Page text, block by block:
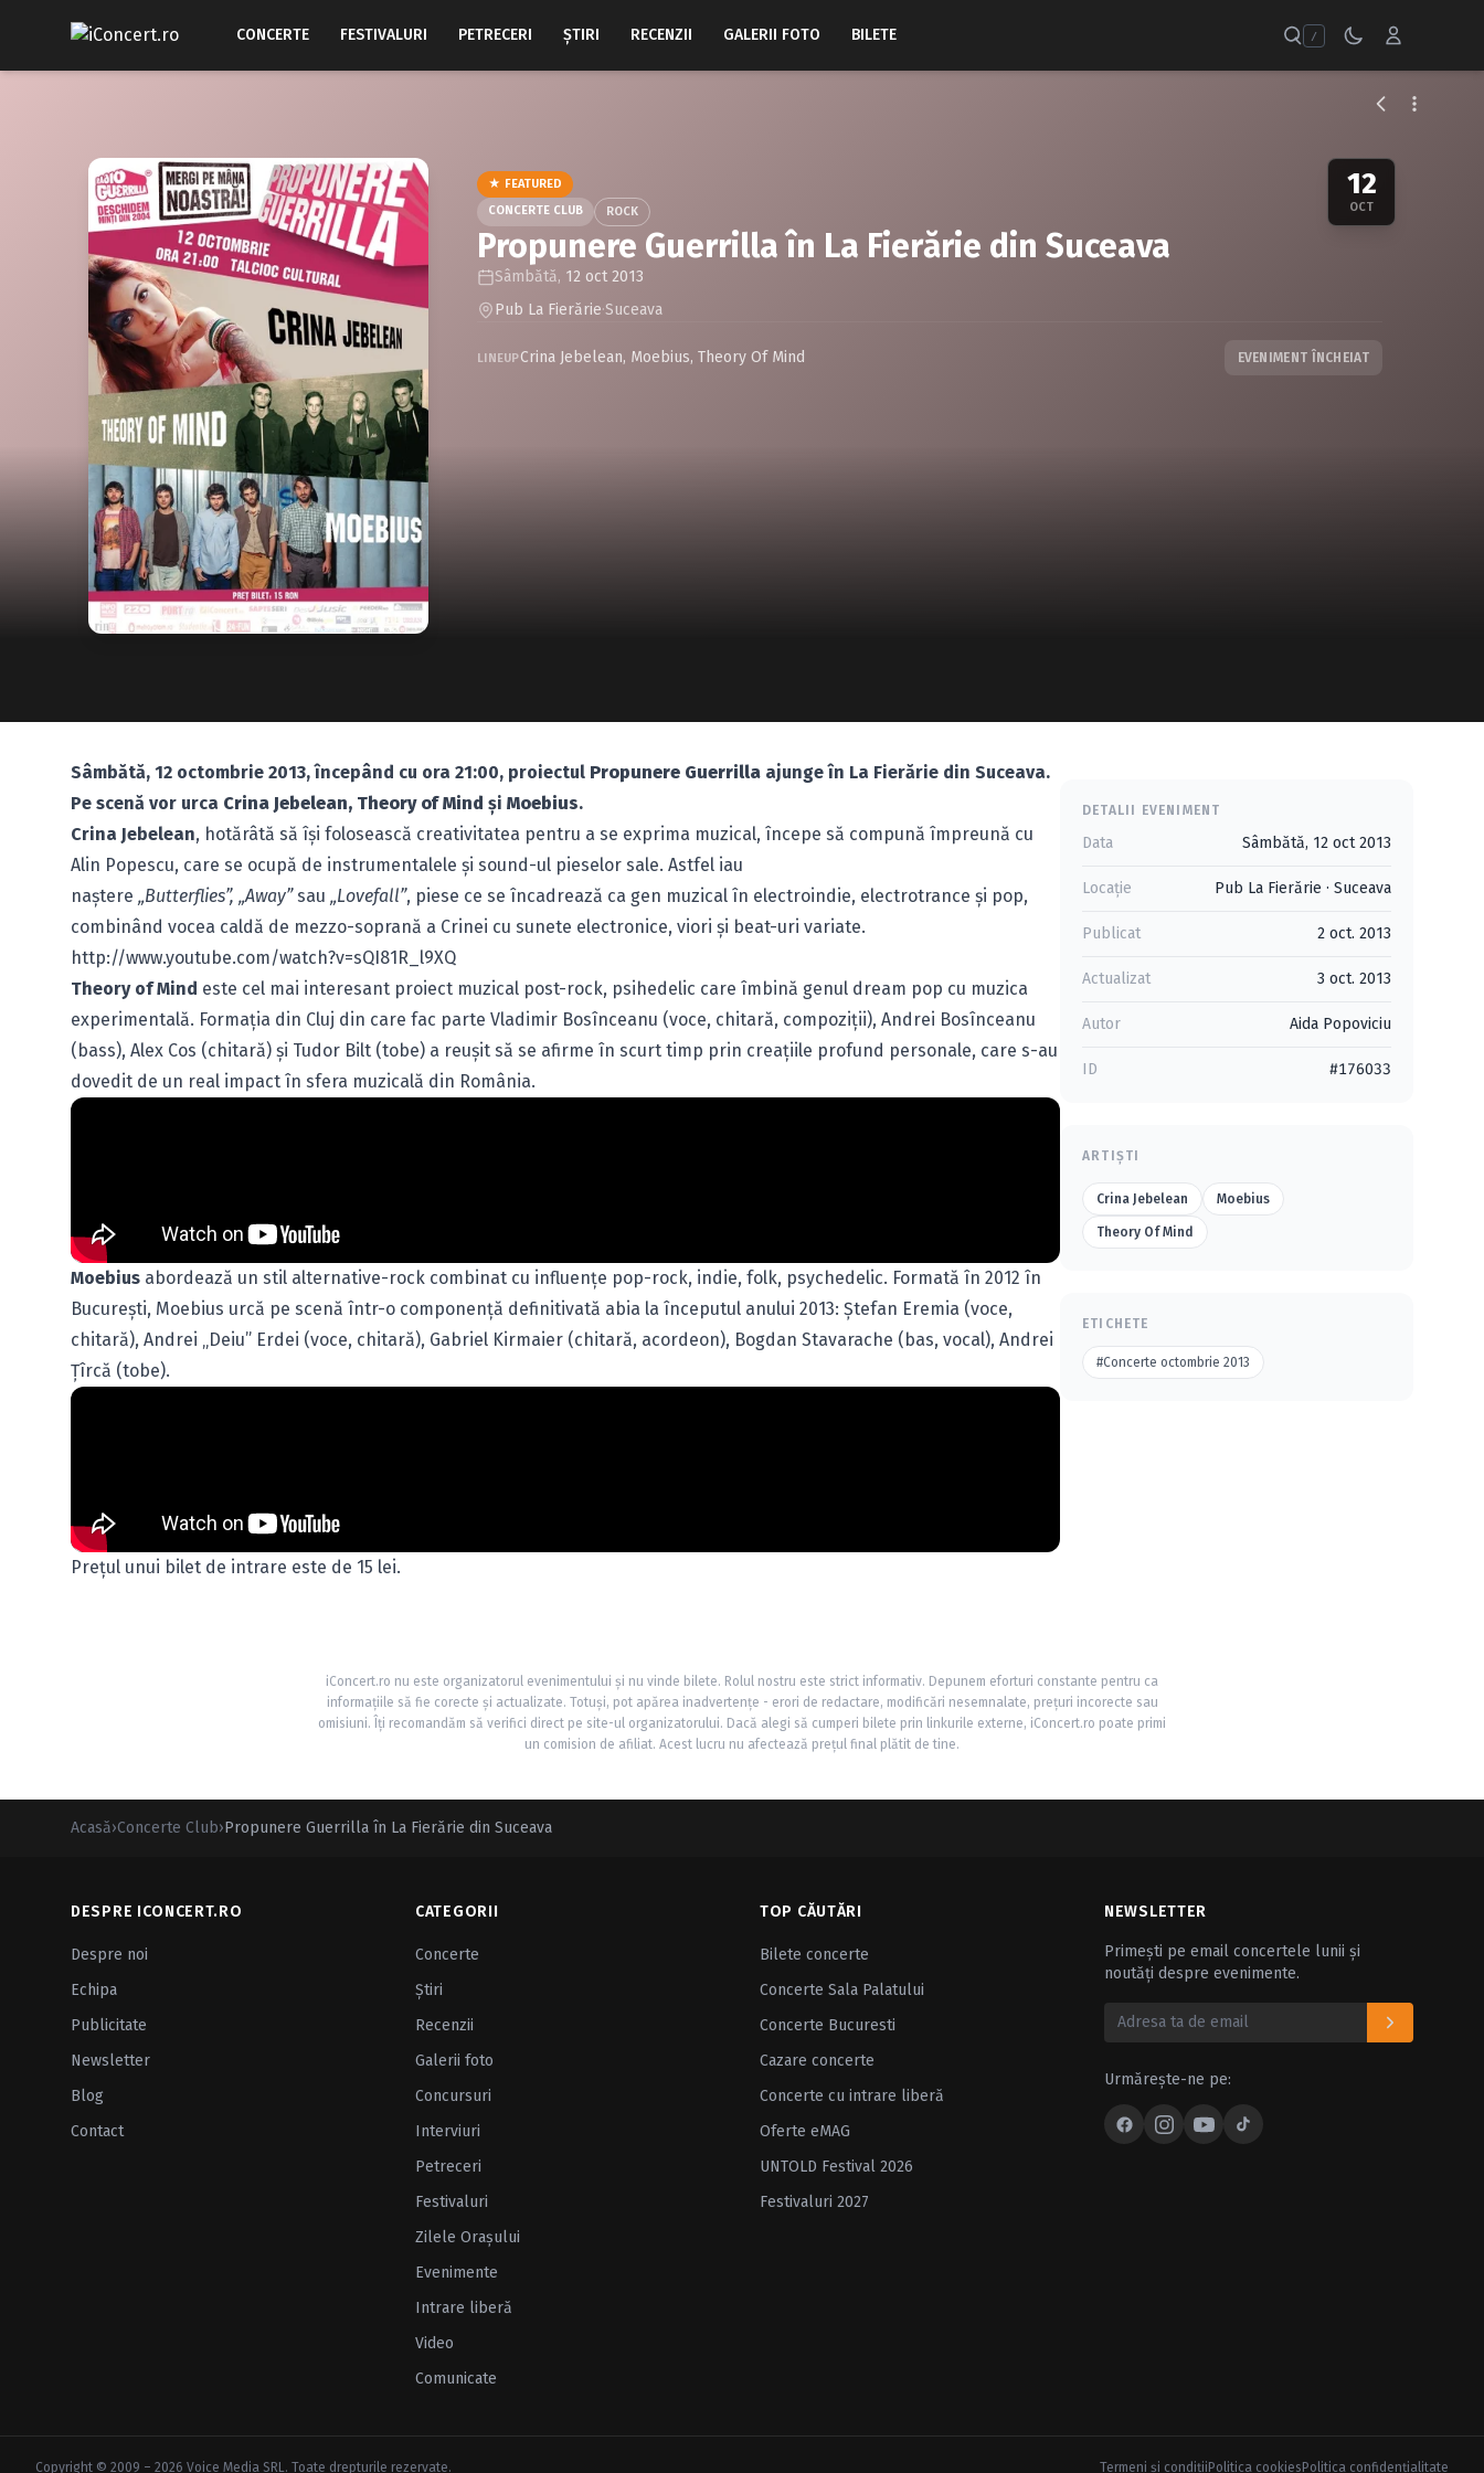
CONCERTE FESTIVALURI PETRECERI ŞTIRI RECENZII GALERII FOTO BILETE /
12
OCT
★ FEATURED
CONCERTE CLUB
ROCK
Propunere Guerrilla în La Fierărie din Suceava
Sâmbătă, 12 oct 2013
Pub La Fierărie·Suceava
LINEUPCrina Jebelean, Moebius, Theory Of Mind EVENIMENT ÎNCHEIAT
Sâmbătă, 12 octombrie 2013, începând cu ora 21:00, proiectul Propunere Guerrilla ajunge în La Fierărie din Suceava.
Pe scenă vor urca Crina Jebelean, Theory of Mind şi Moebius.
Crina Jebelean, hotărâtă să îşi folosească creativitatea pentru a se exprima muzical, începe să compună împreună cu
Alin Popescu, care se ocupă de instrumentalele şi sound-ul pieselor sale. Astfel iau
naştere „Butterflies”, „Away”sau „Lovefall”, piese ce se încadrează ca gen muzical în electroindie, electrotrance şi pop,
combinând vocea caldă de mezzo-soprană a Crinei cu sunete electronice, viori şi beat-uri variate.
http://www.youtube.com/watch?v=sQI81R_l9XQ
Theory of Mind este cel mai interesant proiect muzical post-rock, psihedelic care îmbină genul dream pop cu muzica
experimentală. Formaţia din Cluj din care fac parte Vladimir Bosînceanu (voce, chitară, compoziţii), Andrei Bosînceanu
(bass), Alex Cos (chitară) şi Tudor Bilt (tobe) a reuşit să se afirme în scurt timp prin creaţiile profund personale, care s-au
dovedit de un real impact în sfera muzicală din România.
Moebius abordează un stil alternative-rock combinat cu influenţe pop-rock, indie, folk, psychedelic. Formată în 2012 în
Bucureşti, Moebius urcă pe scenă într-o componenţă definitivată abia la începutul anului 2013: Ştefan Eremia (voce,
chitară), Andrei „Deiu” Erdei (voce, chitară), Gabriel Kirmaier (chitară, acordeon), Bogdan Stavarache (bas, vocal), Andrei
Țîrcă (tobe).
Preţul unui bilet de intrare este de 15 lei.
DETALII EVENIMENT
Data Sâmbătă, 12 oct 2013
Locație Pub La Fierărie · Suceava
Publicat 2 oct. 2013
Actualizat 3 oct. 2013
Autor Aida Popoviciu
ID #176033
ARTIȘTI
Crina Jebelean Moebius
Theory Of Mind
ETICHETE
#Concerte octombrie 2013
iConcert.ro nu este organizatorul evenimentului și nu vinde bilete. Rolul nostru este strict informativ. Depunem eforturi constante pentru ca
informațiile să fie corecte și actualizate. Totuși, pot apărea inadvertențe - erori de redactare, modificări nesemnalate, prețuri incorecte sau
omisiuni. Îți recomandăm să verifici direct pe site-ul organizatorului. Dacă alegi să cumperi bilete prin linkurile externe, iConcert.ro poate primi
un comision de afiliat. Acest lucru nu afectează prețul final plătit de tine.
Acasă›Concerte Club›Propunere Guerrilla în La Fierărie din Suceava
DESPRE ICONCERT.RO
Despre noi
Echipa
Publicitate
Newsletter
Blog
Contact
CATEGORII
Concerte
Ştiri
Recenzii
Galerii foto
Concursuri
Interviuri
Petreceri
Festivaluri
Zilele Oraşului
Evenimente
Intrare liberă
Video
Comunicate
TOP CĂUTĂRI
Bilete concerte
Concerte Sala Palatului
Concerte Bucuresti
Cazare concerte
Concerte cu intrare liberă
Oferte eMAG
UNTOLD Festival 2026
Festivaluri 2027
NEWSLETTER
Primești pe email concertele lunii și
noutăți despre evenimente.
Urmărește-ne pe:
Copyright © 2009 – 2026 Voice Media SRL. Toate drepturile rezervate. Termeni şi condiţii Politica cookies Politica confidenţialitate